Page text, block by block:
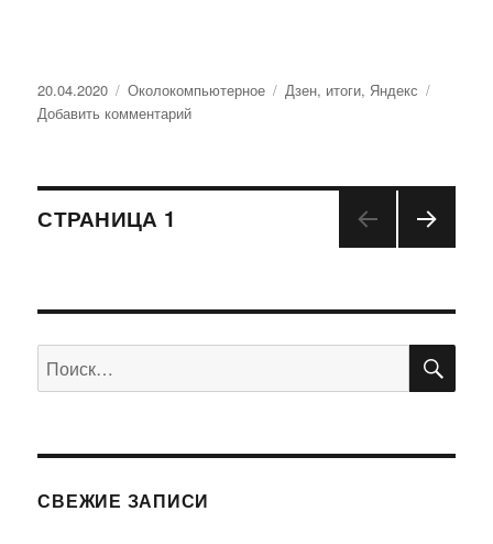
Опубликовано
20.04.2020 Рубрики
Околокомпьютерное Метки
Дзен, итоги, Яндекс
Добавить комментарий
Итоги
Навигация
записям
СТРАНИЦА 1
СТРА
НИЦ
Искать:
СВЕЖИЕ ЗАПИСИ